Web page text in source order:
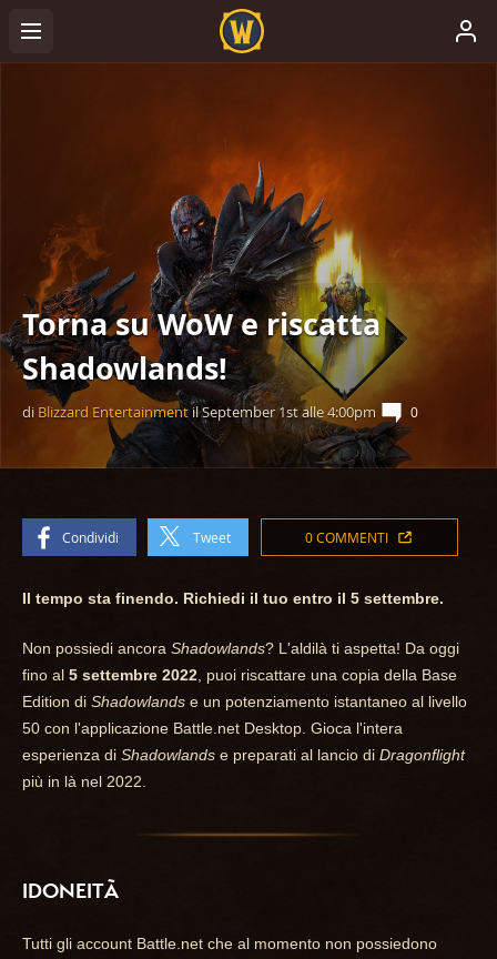
Torna su WoW e riscatta
Shadowlands!
di Blizzard EntertainmentilSeptember 1stalle4:00pm 0
Condividi Tweet 0 COMMENTI
Il tempo sta finendo. Richiedi il tuo entro il 5 settembre.
Non possiedi ancora Shadowlands? L'aldilà ti aspetta! Da oggi
fino al 5 settembre 2022 , puoi riscattare una copia della Base
Edition di Shadowlands e un potenziamento istantaneo al livello
50 con l'applicazione Battle.net Desktop. Gioca l'intera
esperienza di Shadowlands e preparati al lancio di Dragonflight
più in là nel 2022.
IDONEITÀ
Tutti gli account Battle.net che al momento non possiedono